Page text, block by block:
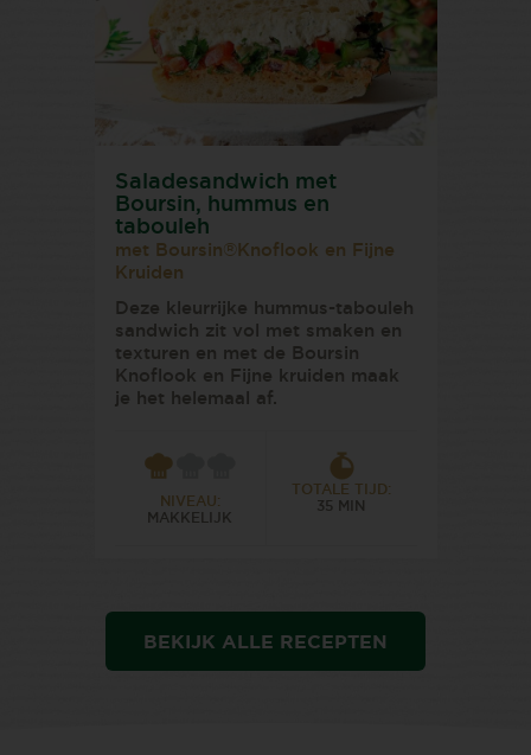
Saladesandwich met
Boursin, hummus en
tabouleh
met Boursin®Knoflook en Fijne
Kruiden
Deze kleurrijke hummus-tabouleh
sandwich zit vol met smaken en
texturen en met de Boursin
Knoflook en Fijne kruiden maak
je het helemaal af.
NIVEAU:
MAKKELIJK
TOTALE TIJD:
35 MIN
BEKIJK ALLE RECEPTEN